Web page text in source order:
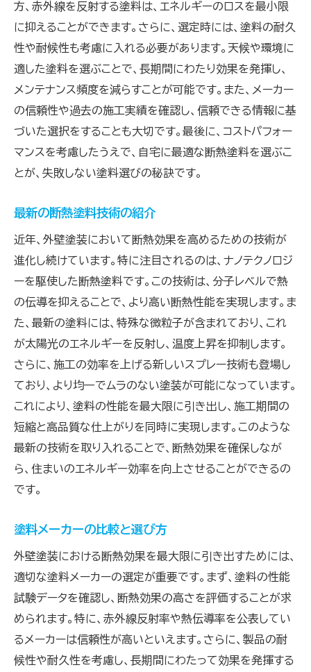
方、赤外線を反射する塗料は、エネルギーのロスを最小限
に抑えることができます。さらに、選定時には、塗料の耐久
性や耐候性も考慮に入れる必要があります。天候や環境に
適した塗料を選ぶことで、長期間にわたり効果を発揮し、
メンテナンス頻度を減らすことが可能です。また、メーカー
の信頼性や過去の施工実績を確認し、信頼できる情報に基
づいた選択をすることも大切です。最後に、コストパフォー
マンスを考慮したうえで、自宅に最適な断熱塗料を選ぶこ
とが、失敗しない塗料選びの秘訣です。
最新の断熱塗料技術の紹介
近年、外壁塗装において断熱効果を高めるための技術が
進化し続けています。特に注目されるのは、ナノテクノロジ
ーを駆使した断熱塗料です。この技術は、分子レベルで熱
の伝導を抑えることで、より高い断熱性能を実現します。ま
た、最新の塗料には、特殊な微粒子が含まれており、これ
が太陽光のエネルギーを反射し、温度上昇を抑制します。
さらに、施工の効率を上げる新しいスプレー技術も登場し
ており、より均一でムラのない塗装が可能になっています。
これにより、塗料の性能を最大限に引き出し、施工期間の
短縮と高品質な仕上がりを同時に実現します。このような
最新の技術を取り入れることで、断熱効果を確保しなが
ら、住まいのエネルギー効率を向上させることができるの
です。
塗料メーカーの比較と選び方
外壁塗装における断熱効果を最大限に引き出すためには、
適切な塗料メーカーの選定が重要です。まず、塗料の性能
試験データを確認し、断熱効果の高さを評価することが求
められます。特に、赤外線反射率や熱伝導率を公表してい
るメーカーは信頼性が高いといえます。さらに、製品の耐
候性や耐久性を考慮し、長期間にわたって効果を発揮する